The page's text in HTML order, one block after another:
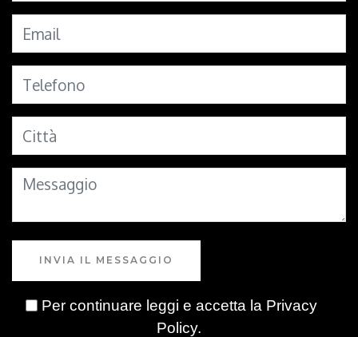
INVIA IL MESSAGGIO
Per continuare leggi e accetta la Privacy
Policy.